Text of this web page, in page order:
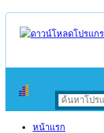
หน้าแรก